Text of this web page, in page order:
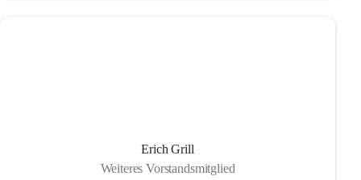
Erich Grill
Weiteres Vorstandsmitglied